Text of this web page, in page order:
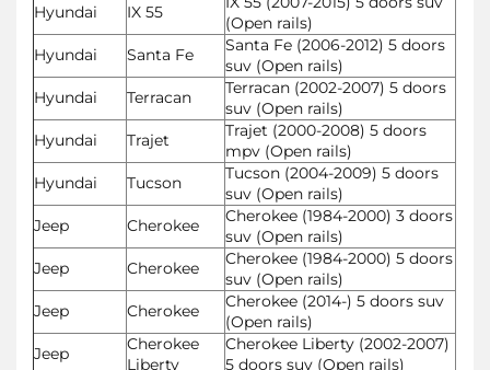
Hyundai
IX 55
(Open rails)
Hyundai
Santa Fe
Santa Fe (2006-2012) 5 doors
suv (Open rails)
Hyundai
Terracan
Terracan (2002-2007) 5 doors
suv (Open rails)
Hyundai
Trajet
Trajet (2000-2008) 5 doors
mpv (Open rails)
Hyundai
Tucson
Tucson (2004-2009) 5 doors
suv (Open rails)
Jeep
Cherokee
Cherokee (1984-2000) 3 doors
suv (Open rails)
Jeep
Cherokee
Cherokee (1984-2000) 5 doors
suv (Open rails)
Jeep
Cherokee
Cherokee (2014-) 5 doors suv
(Open rails)
Jeep
Cherokee
Liberty
Cherokee Liberty (2002-2007)
5 doors suv (Open rails)